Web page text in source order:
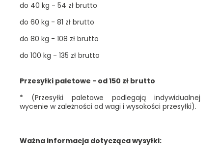
do 40 kg - 54 zł brutto
do 60 kg - 81 zł brutto
do 80 kg - 108 zł brutto
do 100 kg - 135 zł brutto
Przesyłki paletowe - od 150 zł brutto
* (Przesyłki paletowe podlegają indywidualnej
wycenie w zależności od wagi i wysokości przesyłki).
Ważna informacja dotycząca wysyłki: